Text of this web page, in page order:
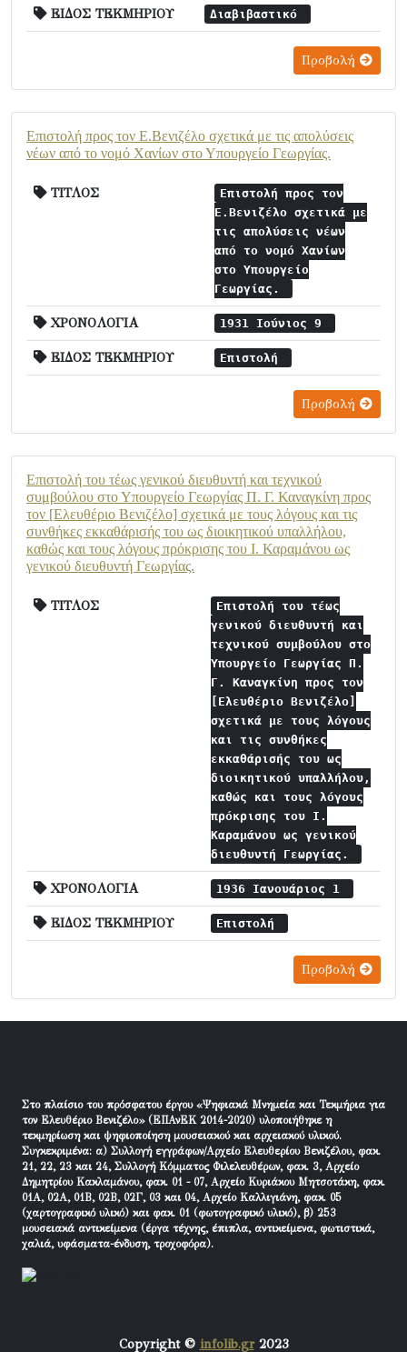
ΕΙΔΟΣ ΤΕΚΜΗΡΙΟΥ Διαβιβαστικό
Προβολή
Επιστολή προς τον Ε.Βενιζέλο σχετικά με τις απολύσεις
νέων από το νομό Χανίων στο Υπουργείο Γεωργίας.
ΤΙΤΛΟΣ
Επιστολή προς τον
Ε.Βενιζέλο σχετικά με
τις απολύσεις νέων
από το νομό Χανίων
στο Υπουργείο
Γεωργίας.
ΧΡΟΝΟΛΟΓΙΑ 1931 Ιούνιος 9
ΕΙΔΟΣ ΤΕΚΜΗΡΙΟΥ Επιστολή
Προβολή
Επιστολή του τέως γενικού διευθυντή και τεχνικού
συμβούλου στο Υπουργείο Γεωργίας Π. Γ. Καναγκίνη προς
τον [Ελευθέριο Βενιζέλο] σχετικά με τους λόγους και τις
συνθήκες εκκαθάρισής του ως διοικητικού υπαλλήλου,
καθώς και τους λόγους πρόκρισης του Ι. Καραμάνου ως
γενικού διευθυντή Γεωργίας.
ΤΙΤΛΟΣ
Επιστολή του τέως
γενικού διευθυντή και
τεχνικού συμβούλου στο
Υπουργείο Γεωργίας Π.
Γ. Καναγκίνη προς τον
[Ελευθέριο Βενιζέλο]
σχετικά με τους λόγους
και τις συνθήκες
εκκαθάρισής του ως
διοικητικού υπαλλήλου,
καθώς και τους λόγους
πρόκρισης του Ι.
Καραμάνου ως γενικού
διευθυντή Γεωργίας.
ΧΡΟΝΟΛΟΓΙΑ 1936 Ιανουάριος 1
ΕΙΔΟΣ ΤΕΚΜΗΡΙΟΥ Επιστολή
Προβολή
Στο πλαίσιο του πρόσφατου έργου «Ψηφιακά Μνημεία και Τεκμήρια για
τον Ελευθέριο Βενιζέλο» (ΕΠΑνΕΚ 2014-2020) υλοποιήθηκε η
τεκμηρίωση και ψηφιοποίηση μουσειακού και αρχειακού υλικού.
Συγκεκριμένα: α) Συλλογή εγγράφων/Αρχείο Ελευθερίου Βενιζέλου, φακ.
21, 22, 23 και 24, Συλλογή Κόμματος Φιλελευθέρων, φακ. 3, Αρχείο
Δημητρίου Κακλαμάνου, φακ. 01 - 07, Αρχείο Κυριάκου Μητσοτάκη, φακ.
01Α, 02Α, 01Β, 02Β, 02Γ, 03 και 04, Αρχείο Καλλιγιάνη, φακ. 05
(χαρτογραφικό υλικό) και φακ. 01 (φωτογραφικό υλικό), β) 253
μουσειακά αντικείμενα (έργα τέχνης, έπιπλα, αντικείμενα, φωτιστικά,
χαλιά, υφάσματα-ένδυση, τροχοφόρα).
Copyright © infolib.gr2023